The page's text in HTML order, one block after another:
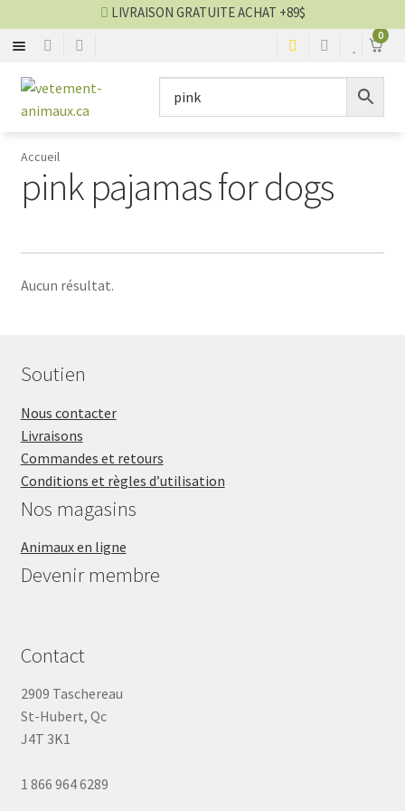
0
Aller
à
navigation
Aller
au
LIVRAISON GRATUITE ACHAT +89$
SACS
CHANDAILS
COUCHES
BIJOUX
VENTES
Accueil
pink pajamas for dogs
Aucun résultat.
Soutien
Nous contacter
Livraisons
Commandes et retours
Conditions et règles d’utilisation
Nos magasins
Animaux en ligne
Devenir membre
Contact
2909 Taschereau
St-Hubert, Qc
J4T 3K1
1 866 964 6289